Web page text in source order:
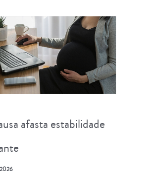
afasta estabilidade